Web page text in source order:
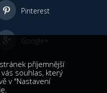
Pinterest
Google+
Flicker
příjemnější
souhlas, který
v "Nastavení
.